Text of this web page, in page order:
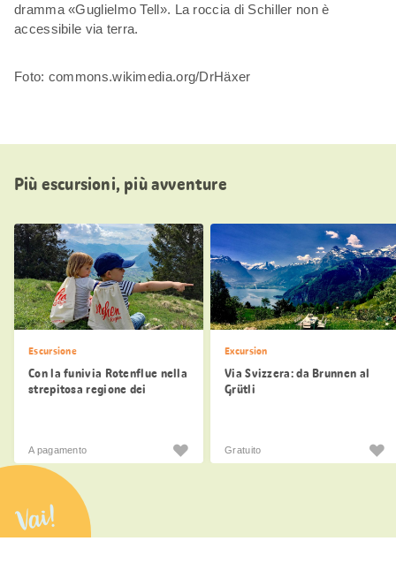
dramma «Guglielmo Tell». La roccia di Schiller non è
accessibile via terra.
Foto: commons.wikimedia.org/DrHäxer
Più escursioni, più avventure
Escursione
Con la funivia Rotenflue nella
strepitosa regione dei
A pagamento
Excursion
Via Svizzera: da Brunnen al
Grütli
Gratuito
Vai!